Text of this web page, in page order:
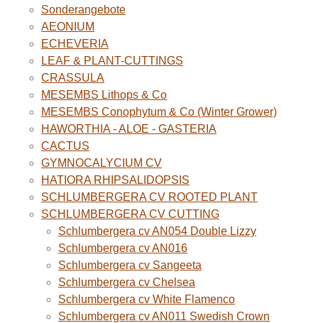
Sonderangebote
AEONIUM
ECHEVERIA
LEAF & PLANT-CUTTINGS
CRASSULA
MESEMBS Lithops & Co
MESEMBS Conophytum & Co (Winter Grower)
HAWORTHIA - ALOE - GASTERIA
CACTUS
GYMNOCALYCIUM CV
HATIORA RHIPSALIDOPSIS
SCHLUMBERGERA CV ROOTED PLANT
SCHLUMBERGERA CV CUTTING
Schlumbergera cv AN054 Double Lizzy
Schlumbergera cv AN016
Schlumbergera cv Sangeeta
Schlumbergera cv Chelsea
Schlumbergera cv White Flamenco
Schlumbergera cv AN011 Swedish Crown